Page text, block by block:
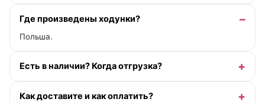
Где произведены ходунки?
Польша.
Есть в наличии? Когда отгрузка?
Как доставите и как оплатить?